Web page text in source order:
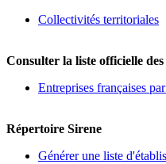
Collectivités territoriales
Consulter la liste officielle
Entreprises françaises
Répertoire Sirene
Générer une liste